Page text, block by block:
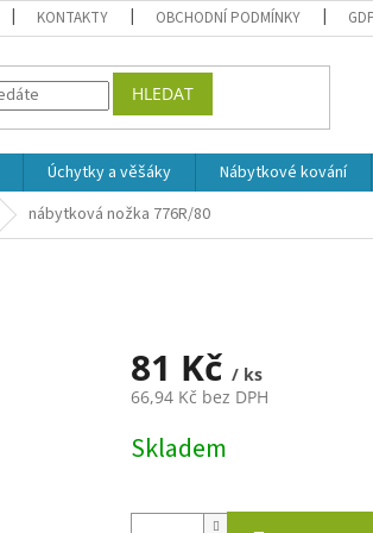
KONTAKTY OBCHODNÍ PODMÍNKY
HLEDAT
Úchytky a věšáky Nábytkové kování
nábytková nožka 776R/80
81 Kč / ks
66,94 Kč bez DPH
cena:
Skladem